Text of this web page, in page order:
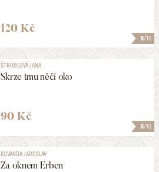
8/10
120 Kč
8/10
ŠTROBLOVÁ JANA
Skrze tmu něčí oko
90 Kč
KOVANDA JAROSLAV
Za oknem Erben